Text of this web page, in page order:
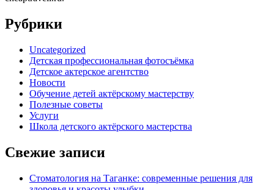
Рубрики
Uncategorized
Детская профессиональная фотосъёмка
Детское актерское агентство
Новости
Обучение детей актёрскому мастерству
Полезные советы
Услуги
Школа детского актёрского мастерства
Свежие записи
Стоматология на Таганке: современные решения для